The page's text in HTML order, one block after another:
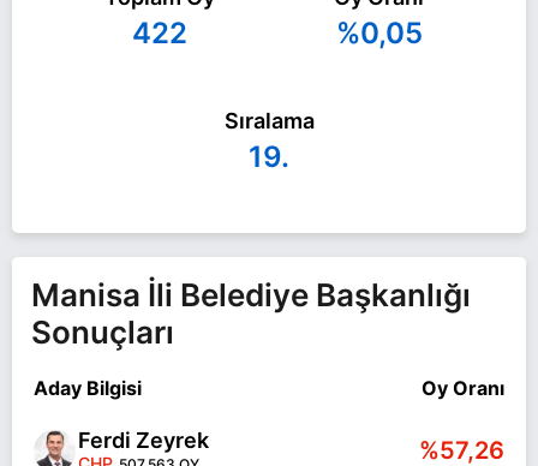
seçimlerinde yarışıyor. Çayan Demir ile ilgili daha
fazla bilgi için
Çayan Demir Haberlerisayfamızı
422 %0,05
Sıralama
19.
Manisa İli Belediye Başkanlığı
Sonuçları
Aday Bilgisi Oy Oranı
Ferdi Zeyrek %57,26